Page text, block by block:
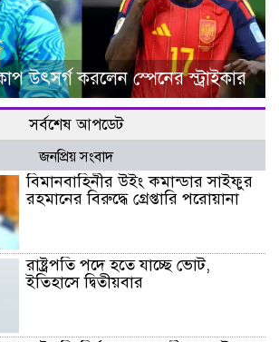
উৎসর্গ করলেন স্পেনের স্ট্রাইকার
সর্বশেষ আপডেট
জনপ্রিয় সংবাদ
বিমানবাহিনীর উইং কমান্ডার সাইফুর
রহমানের বিরুদ্ধে গ্রেপ্তারি পরোয়ানা
রাষ্ট্রপতি পদে হতে যাচ্ছে ভোট,
ইতিহাসে দ্বিতীয়বার